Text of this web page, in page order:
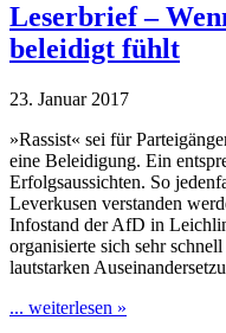
Leserbrief –
beleidigt fühlt
23. Januar 2017
»Rassist« sei für
eine Beleidigung. Ein
Erfolgsaussichten. So
Leverkusen verstanden
Infostand der AfD in
organisierte sich sehr
lautstarken
... weiterlesen »